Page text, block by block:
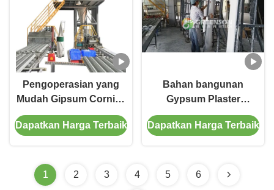
Pengoperasian yang
Mudah Gipsum Cornice
Manufacturing Machine
Sistem Kontrol PLC
Dapatkan Harga Terbaik
Bahan bangunan
Gypsum Plaster
Cornice Mesin lini
produksi 42-150 M
Dapatkan Harga Terbaik
1 2 3 4 5 6